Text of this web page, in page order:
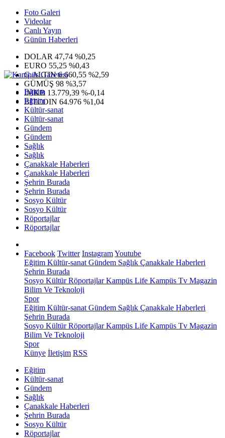
Foto Galeri
Videolar
Canlı Yayın
Günün Haberleri
DOLAR 47,74 %0,25
EURO 55,25 %0,43
G.ALTIN6.660,55 %2,59
GÜMÜŞ 98 %3,57
IMKB 13.779,39 %-0,14
BITCOIN 64.976 %1,04
Eğitim
Eğitim
Kültür-sanat
Kültür-sanat
Gündem
Gündem
Sağlık
Sağlık
Çanakkale Haberleri
Çanakkale Haberleri
Şehrin Burada
Şehrin Burada
Sosyo Kültür
Sosyo Kültür
Röportajlar
Röportajlar
Facebook Twitter InstagramYoutube
Eğitim Kültür-sanat Gündem Sağlık Çanakkale Haberleri
Şehrin Burada
Sosyo KültürRöportajlarKampüs Life Kampüs Tv Magazin
Bilim Ve Teknoloji
Spor
Eğitim Kültür-sanat Gündem Sağlık Çanakkale Haberleri
Şehrin Burada
Sosyo KültürRöportajlarKampüs Life Kampüs Tv Magazin
Bilim Ve Teknoloji
Spor
Künye İletişim RSS
Eğitim
Kültür-sanat
Gündem
Sağlık
Çanakkale Haberleri
Şehrin Burada
Sosyo Kültür
Röportajlar